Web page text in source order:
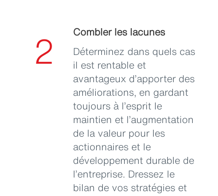
2
Combler les lacunes
Déterminez dans quels cas
il est rentable et
avantageux d’apporter des
améliorations, en gardant
toujours à l’esprit le
maintien et l’augmentation
de la valeur pour les
actionnaires et le
développement durable de
l’entreprise. Dressez le
bilan de vos stratégies et